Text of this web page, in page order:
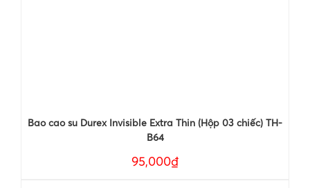
Bao cao su Durex Invisible Extra Thin (Hộp 03 chiếc) TH-
B64
95,000₫